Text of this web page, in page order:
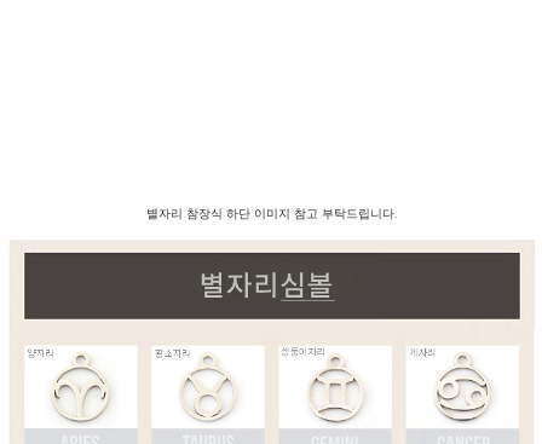
별자리 참장식 하단 이미지 참고 부탁드립니다.